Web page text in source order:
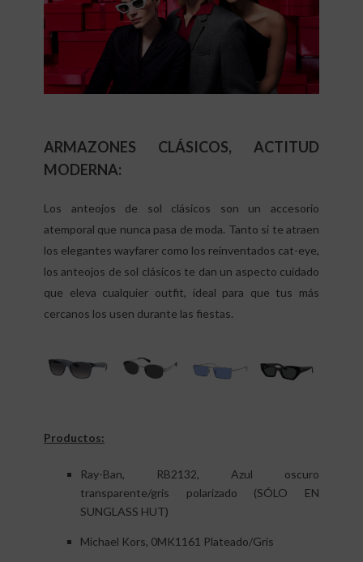
ARMAZONES CLÁSICOS, ACTITUD
MODERNA:
Los anteojos de sol clásicos son un accesorio
atemporal que nunca pasa de moda. Tanto si te atraen
los elegantes wayfarer como los reinventados cat-eye,
los anteojos de sol clásicos te dan un aspecto cuidado
que eleva cualquier outfit, ideal para que tus más
cercanos los usen durante las fiestas.
Productos:
Ray-Ban, RB2132, Azul oscuro
transparente/gris polarizado (SÓLO EN
SUNGLASS HUT)
Michael Kors, 0MK1161 Plateado/Gris